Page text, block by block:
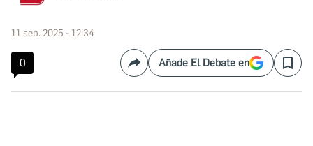
11 sep. 2025 - 12:34
0 CompartirAñade El Debate en Save